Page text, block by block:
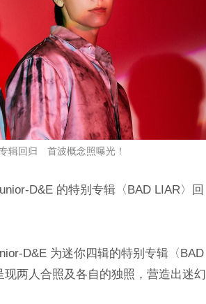
辑回归 首波概念照曝光！
D&E 的特别专辑〈BAD LIAR〉回
D&E 为迷你四辑的特别专辑〈BAD
两人合照及各自的独照，营造出迷幻